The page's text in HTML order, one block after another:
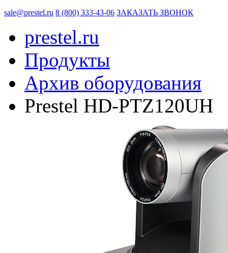
sale@prestel.ru 8 (800) 333-43-06 ЗАКАЗАТЬ ЗВОНОК
prestel.ru
Продукты
Архив оборудования
Prestel HD-PTZ120UH